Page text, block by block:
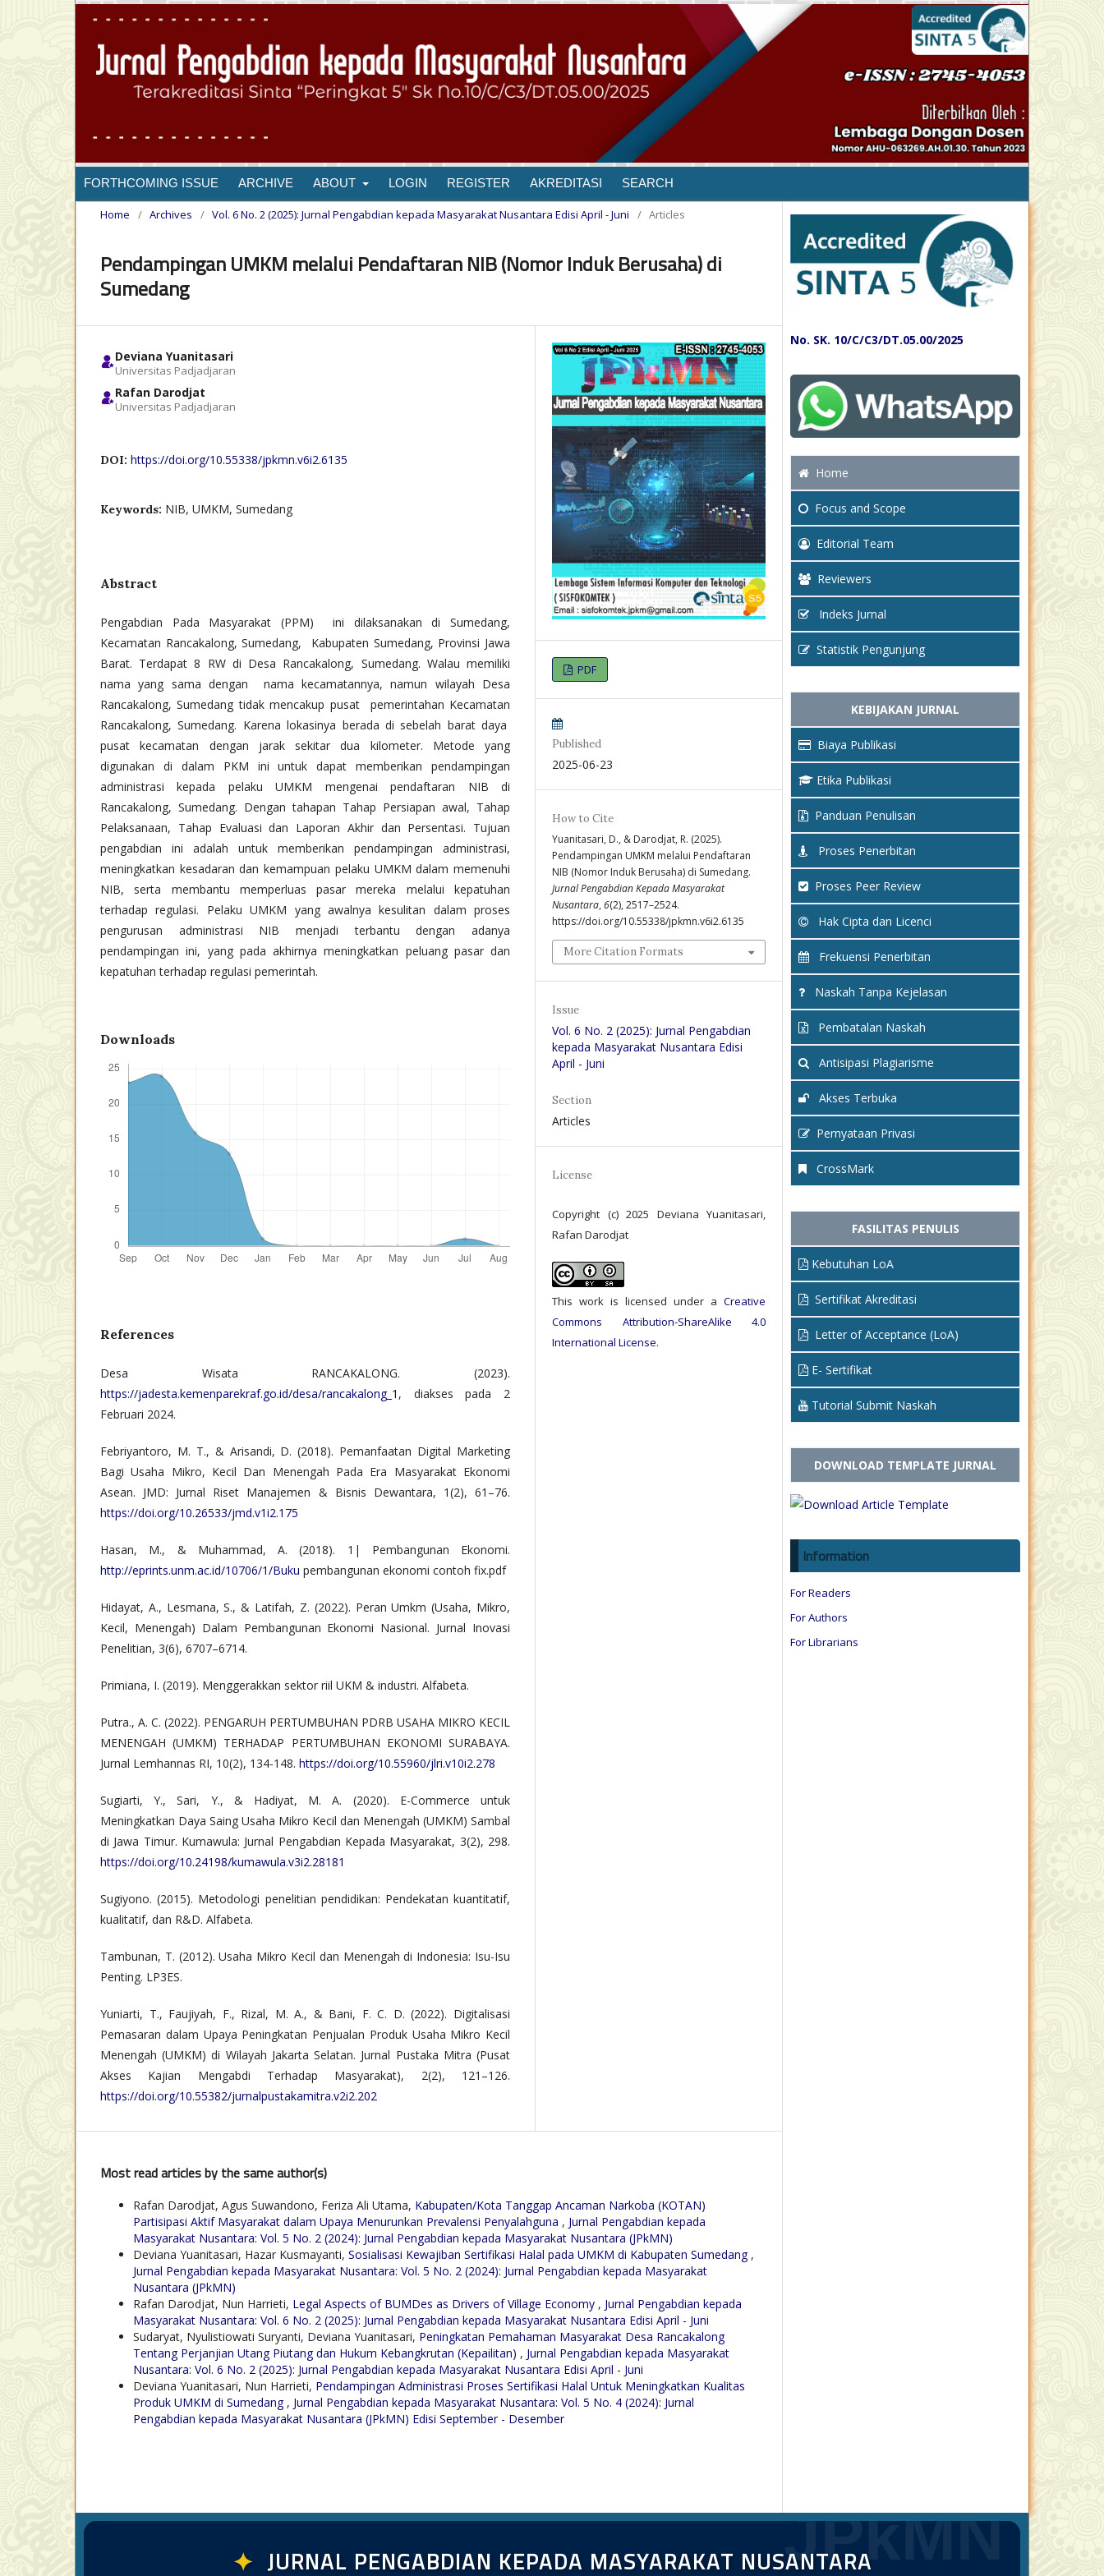
FORTHCOMING ISSUE ARCHIVE ABOUT LOGIN REGISTER AKREDITASI SEARCH
Home / Archives / Vol. 6 No. 2 (2025): Jurnal Pengabdian kepada Masyarakat Nusantara Edisi April - Juni / Articles
Pendampingan UMKM melalui Pendaftaran NIB (Nomor Induk Berusaha) di
Sumedang
Deviana Yuanitasari
Universitas Padjadjaran
Rafan Darodjat
Universitas Padjadjaran
DOI: https://doi.org/10.55338/jpkmn.v6i2.6135
Keywords: NIB, UMKM, Sumedang
Abstract
Pengabdian Pada Masyarakat (PPM) ini dilaksanakan di Sumedang,
Kecamatan Rancakalong, Sumedang, Kabupaten Sumedang, Provinsi Jawa
Barat. Terdapat 8 RW di Desa Rancakalong, Sumedang. Walau memiliki
nama yang sama dengan nama kecamatannya, namun wilayah Desa
Rancakalong, Sumedang tidak mencakup pusat pemerintahan Kecamatan
Rancakalong, Sumedang. Karena lokasinya berada di sebelah barat daya
pusat kecamatan dengan jarak sekitar dua kilometer. Metode yang
digunakan di dalam PKM ini untuk dapat memberikan pendampingan
administrasi kepada pelaku UMKM mengenai pendaftaran NIB di
Rancakalong, Sumedang. Dengan tahapan Tahap Persiapan awal, Tahap
Pelaksanaan, Tahap Evaluasi dan Laporan Akhir dan Persentasi. Tujuan
pengabdian ini adalah untuk memberikan pendampingan administrasi,
meningkatkan kesadaran dan kemampuan pelaku UMKM dalam memenuhi
NIB, serta membantu memperluas pasar mereka melalui kepatuhan
terhadap regulasi. Pelaku UMKM yang awalnya kesulitan dalam proses
pengurusan administrasi NIB menjadi terbantu dengan adanya
pendampingan ini, yang pada akhirnya meningkatkan peluang pasar dan
kepatuhan terhadap regulasi pemerintah.
Downloads
References
Desa Wisata RANCAKALONG. (2023).
https://jadesta.kemenparekraf.go.id/desa/rancakalong_1 , diakses pada 2
Februari 2024.
Febriyantoro, M. T., & Arisandi, D. (2018). Pemanfaatan Digital Marketing
Bagi Usaha Mikro, Kecil Dan Menengah Pada Era Masyarakat Ekonomi
Asean. JMD: Jurnal Riset Manajemen & Bisnis Dewantara, 1(2), 61–76.
https://doi.org/10.26533/jmd.v1i2.175
Hasan, M., & Muhammad, A. (2018). 1| Pembangunan Ekonomi.
http://eprints.unm.ac.id/10706/1/Buku pembangunan ekonomi contoh fix.pdf
Hidayat, A., Lesmana, S., & Latifah, Z. (2022). Peran Umkm (Usaha, Mikro,
Kecil, Menengah) Dalam Pembangunan Ekonomi Nasional. Jurnal Inovasi
Penelitian, 3(6), 6707–6714.
Primiana, I. (2019). Menggerakkan sektor riil UKM & industri. Alfabeta.
Putra., A. C. (2022). PENGARUH PERTUMBUHAN PDRB USAHA MIKRO KECIL
MENENGAH (UMKM) TERHADAP PERTUMBUHAN EKONOMI SURABAYA.
Jurnal Lemhannas RI, 10(2), 134-148. https://doi.org/10.55960/jlri.v10i2.278
Sugiarti, Y., Sari, Y., & Hadiyat, M. A. (2020). E-Commerce untuk
Meningkatkan Daya Saing Usaha Mikro Kecil dan Menengah (UMKM) Sambal
di Jawa Timur. Kumawula: Jurnal Pengabdian Kepada Masyarakat, 3(2), 298.
https://doi.org/10.24198/kumawula.v3i2.28181
Sugiyono. (2015). Metodologi penelitian pendidikan: Pendekatan kuantitatif,
kualitatif, dan R&D. Alfabeta.
Tambunan, T. (2012). Usaha Mikro Kecil dan Menengah di Indonesia: Isu-Isu
Penting. LP3ES.
Yuniarti, T., Faujiyah, F., Rizal, M. A., & Bani, F. C. D. (2022). Digitalisasi
Pemasaran dalam Upaya Peningkatan Penjualan Produk Usaha Mikro Kecil
Menengah (UMKM) di Wilayah Jakarta Selatan. Jurnal Pustaka Mitra (Pusat
Akses Kajian Mengabdi Terhadap Masyarakat), 2(2), 121–126.
https://doi.org/10.55382/jurnalpustakamitra.v2i2.202
PDF
Published
2025-06-23
How to Cite
Yuanitasari, D., & Darodjat, R. (2025).
Pendampingan UMKM melalui Pendaftaran
NIB (Nomor Induk Berusaha) di Sumedang.
Jurnal Pengabdian Kepada Masyarakat
Nusantara, 6(2), 2517–2524.
https://doi.org/10.55338/jpkmn.v6i2.6135
More Citation Formats
Issue
Vol. 6 No. 2 (2025): Jurnal Pengabdian
kepada Masyarakat Nusantara Edisi
April - Juni
Section
Articles
License
Copyright (c) 2025 Deviana Yuanitasari,
Rafan Darodjat
This work is licensed under a Creative
Commons Attribution-ShareAlike 4.0
International License.
Most read articles by the same author(s)
Rafan Darodjat, Agus Suwandono, Feriza Ali Utama, Kabupaten/Kota Tanggap Ancaman Narkoba (KOTAN)
Partisipasi Aktif Masyarakat dalam Upaya Menurunkan Prevalensi Penyalahguna , Jurnal Pengabdian kepada
Masyarakat Nusantara: Vol. 5 No. 2 (2024): Jurnal Pengabdian kepada Masyarakat Nusantara (JPkMN)
Deviana Yuanitasari, Hazar Kusmayanti, Sosialisasi Kewajiban Sertifikasi Halal pada UMKM di Kabupaten Sumedang ,
Jurnal Pengabdian kepada Masyarakat Nusantara: Vol. 5 No. 2 (2024): Jurnal Pengabdian kepada Masyarakat
Nusantara (JPkMN)
Rafan Darodjat, Nun Harrieti, Legal Aspects of BUMDes as Drivers of Village Economy , Jurnal Pengabdian kepada
Masyarakat Nusantara: Vol. 6 No. 2 (2025): Jurnal Pengabdian kepada Masyarakat Nusantara Edisi April - Juni
Sudaryat, Nyulistiowati Suryanti, Deviana Yuanitasari, Peningkatan Pemahaman Masyarakat Desa Rancakalong
Tentang Perjanjian Utang Piutang dan Hukum Kebangkrutan (Kepailitan) , Jurnal Pengabdian kepada Masyarakat
Nusantara: Vol. 6 No. 2 (2025): Jurnal Pengabdian kepada Masyarakat Nusantara Edisi April - Juni
Deviana Yuanitasari, Nun Harrieti, Pendampingan Administrasi Proses Sertifikasi Halal Untuk Meningkatkan Kualitas
Produk UMKM di Sumedang , Jurnal Pengabdian kepada Masyarakat Nusantara: Vol. 5 No. 4 (2024): Jurnal
Pengabdian kepada Masyarakat Nusantara (JPkMN) Edisi September - Desember
No. SK. 10/C/C3/DT.05.00/2025
Home
Focus and Scope
Editorial Team
Reviewers
Indeks Jurnal
Statistik Pengunjung
KEBIJAKAN JURNAL
Biaya Publikasi
Etika Publikasi
Panduan Penulisan
Proses Penerbitan
Proses Peer Review
Hak Cipta dan Licenci
Frekuensi Penerbitan
Naskah Tanpa Kejelasan
Pembatalan Naskah
Antisipasi Plagiarisme
Akses Terbuka
Pernyataan Privasi
CrossMark
FASILITAS PENULIS
Kebutuhan LoA
Sertifikat Akreditasi
Letter of Acceptance (LoA)
E- Sertifikat
Tutorial Submit Naskah
DOWNLOAD TEMPLATE JURNAL
Information
For Readers
For Authors
For Librarians
JPkMN
✦ JURNAL PENGABDIAN KEPADA MASYARAKAT NUSANTARA